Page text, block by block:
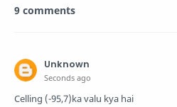
9 comments
Unknown
Seconds ago
Celling (-95,7)ka valu kya hai